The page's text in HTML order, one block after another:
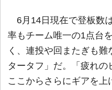
6月14日現在で登板数
率もチーム唯一の1点台
く、連投や回またぎも
タータフ」だ。「疲れの
ここからさらにギアを